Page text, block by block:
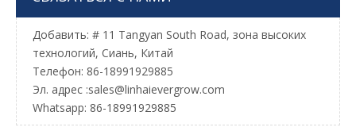
Добавить: # 11 Tangyan South Road, зона высоких
технологий, Сиань, Китай
Телефон: 86-18991929885
Эл. адрес :sales@linhaievergrow.com
Whatsapp: 86-18991929885